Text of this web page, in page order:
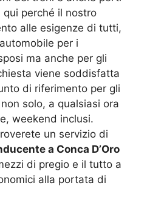
perché il nostro
alle esigenze di tutti,
per i
ma anche per gli
viene soddisfatta
di riferimento per gli
solo, a qualsiasi ora
weekend inclusi.
un servizio di
a Conca D’Oro
di pregio e il tutto a
alla portata di